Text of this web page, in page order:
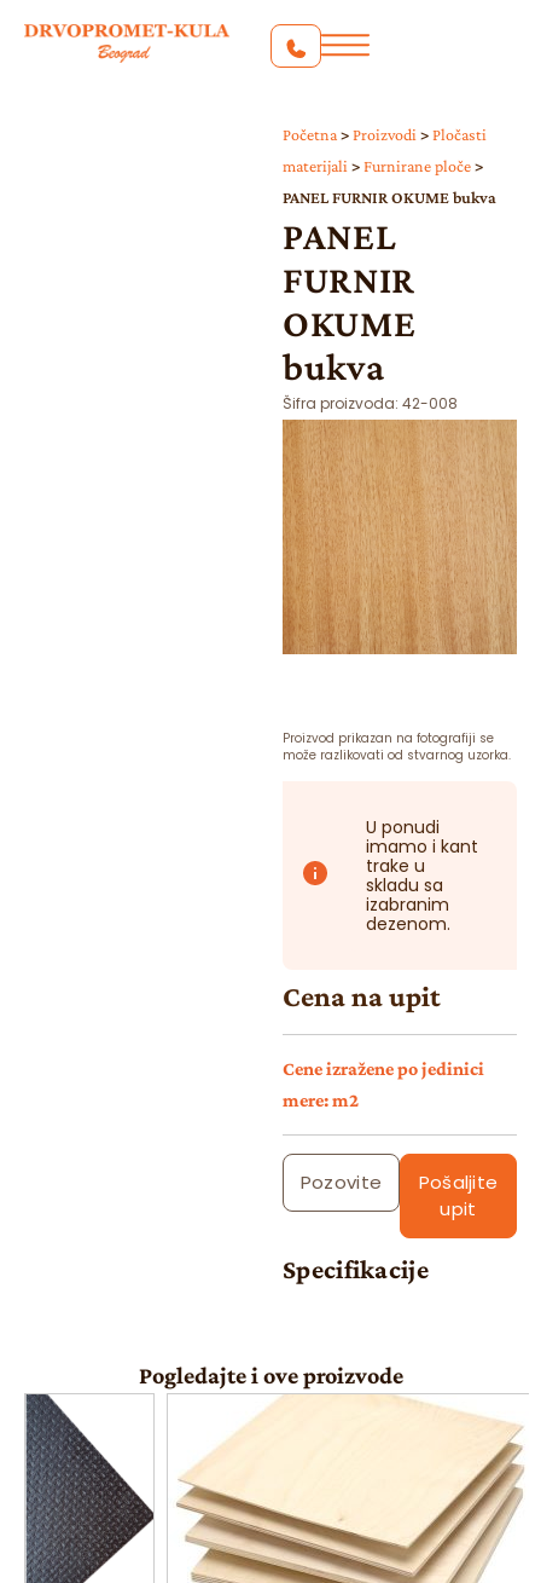
Početna > Proizvodi > Pločasti
materijali > Furnirane ploče >
PANEL FURNIR OKUME bukva
PANEL
FURNIR
OKUME
bukva
Šifra proizvoda: 42-008
Proizvod prikazan na fotografiji se
može razlikovati od stvarnog uzorka.
U ponudi
imamo i kant
trake u
skladu sa
izabranim
dezenom.
Cena na upit
Cene izražene po jedinici
mere: m2
Pozovite
Pošaljite
upit
Specifikacije
Pogledajte i ove proizvode